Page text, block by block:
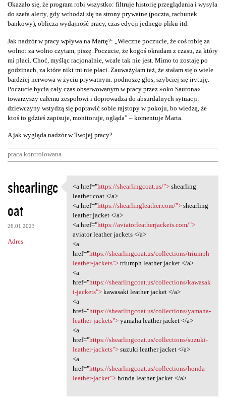
Okazało się, że program robi wszystko: filtruje historię przeglądania i wysyła
do szefa alerty, gdy wchodzi się na strony prywatne (poczta, rachunek
bankowy), oblicza wydajność pracy, czas edycji jednego pliku itd.
Jak nadzór w pracy wpływa na Martę?: „Wieczne poczucie, że coś robię za
wolno: za wolno czytam, piszę. Poczucie, że kogoś okradam z czasu, za który
mi płaci. Choć, myśląc racjonalnie, wcale tak nie jest. Mimo to zostaję po
godzinach, za które nikt mi nie płaci. Zauważyłam też, że stałam się o wiele
bardziej nerwowa w życiu prywatnym: podnoszę głos, szybciej się irytuję.
Poczucie bycia cały czas obserwowanym w pracy przez »oko Saurona«
towarzyszy całemu zespołowi i doprowadza do absurdalnych sytuacji:
dziewczyny wstydzą się poprawić sobie rajstopy w pokoju, bo wiedzą, że
ktoś to gdzieś zapisuje, monitoruje, ogląda” – komentuje Marta.
A jak wygląda nadzór w Twojej pracy?
praca kontrolowana
K
o
m
e
n
shearlingc
oat
26.01.2023
Adres
<a href="https:/
<a href="https://shearlingcoat.us/">shearling
leather coat </a>
<a href="https://shearlingleather.com/">shearling
leather jacket </a>
<a href="https://aviatorleatherjackets.com/">
aviator leather jackets </a>
<a
href="https://shearlingcoat.us/collections/triumph-
leather-jackets">triumph leather jacket </a>
<a
href="https://shearlingcoat.us/collections/kawasak
i-jackets">kawasaki leather jacket </a>
<a
href="https://shearlingcoat.us/collections/yamaha-
leather-jackets">yamaha leather jacket </a>
<a
href="https://shearlingcoat.us/collections/suzuki-
leather-jackets">suzuki leather jacket </a>
<a
href="https://shearlingcoat.us/collections/honda-
leather-jacket">honda leather jacket </a>